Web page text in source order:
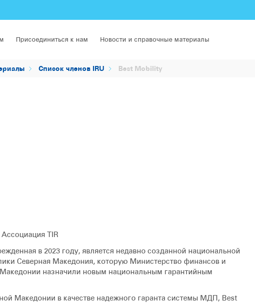
Присоединиться к нам Новости и справочные материалы
Список членов IRU Best Mobility
TIR
в 2023 году, является недавно созданной национальной
Северная Македония, которую Министерство финансов и
назначили новым национальным гарантийным
Македонии в качестве надежного гаранта системы МДП, Best